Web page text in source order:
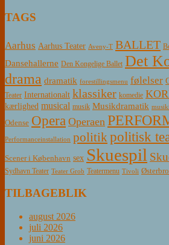
TAGS
Aarhus Aarhus Teater Aveny-T BALLET
Dansehallerne Den Kongelige Ballet Det
drama dramatik forestillingsmenu følelser
Teater Internationalt klassiker komedie
kærlighed musical musik Musikdramatik
Odense Opera Operaen
Performanceinstallation politik politisk
Scener i København sex Skuespil
Sydhavn Teater Teater Grob Teatermenu Tivoli
TILBAGEBLIK
august 2026
juli 2026
juni 2026